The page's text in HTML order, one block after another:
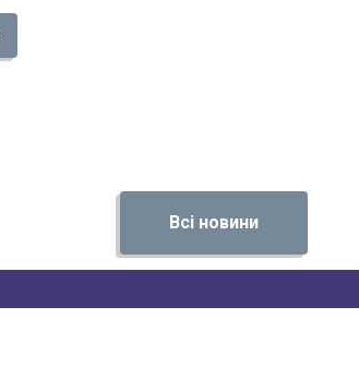
Всі новини